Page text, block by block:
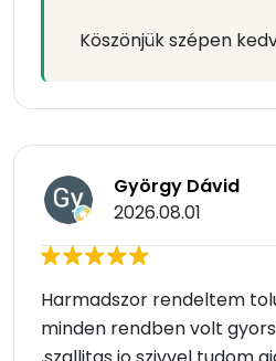
Köszönjük szépen
György Dávid
2026.08.01
Harmadszor rendeltem
minden rendben volt